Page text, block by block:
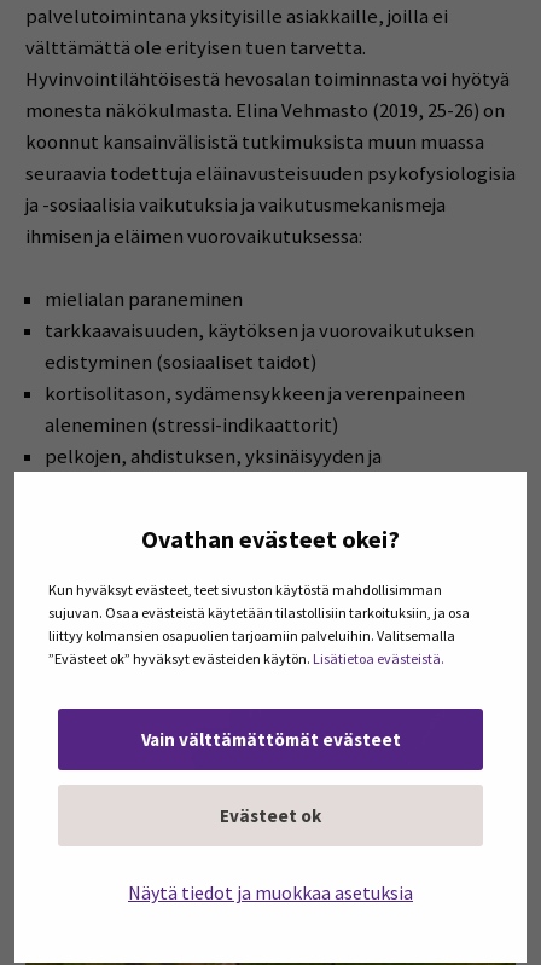
Ovathan evästeet okei?
Kun hyväksyt evästeet, teet sivuston käytöstä mahdollisimman
sujuvan. Osaa evästeistä käytetään tilastollisiin tarkoituksiin, ja osa
liittyy kolmansien osapuolien tarjoamiin palveluihin. Valitsemalla
”Evästeet ok” hyväksyt evästeiden käytön. Lisätietoa evästeistä.
Vain välttämättömät evästeet
Evästeet ok
Näytä tiedot ja muokkaa asetuksia
palvelutoimintana yksityisille asiakkaille, joilla ei
välttämättä ole erityisen tuen tarvetta.
Hyvinvointilähtöisestä hevosalan toiminnasta voi hyötyä
monesta näkökulmasta. Elina Vehmasto (2019, 25-26) on
koonnut kansainvälisistä tutkimuksista muun muassa
seuraavia todettuja eläinavusteisuuden psykofysiologisia
ja -sosiaalisia vaikutuksia ja vaikutusmekanismeja
ihmisen ja eläimen vuorovaikutuksessa:
mielialan paraneminen
tarkkaavaisuuden, käytöksen ja vuorovaikutuksen
edistyminen (sosiaaliset taidot)
kortisolitason, sydämensykkeen ja verenpaineen
aleneminen (stressi-indikaattorit)
pelkojen, ahdistuksen, yksinäisyyden ja
paraneminen
luottamuksen ja luotettavuuden kehittyminen
aggression väheneminen
empaattisuuden ja oppimisen edistyminen